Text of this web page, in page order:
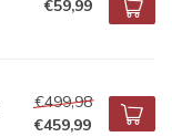
€59,99
€499,98
€459,99